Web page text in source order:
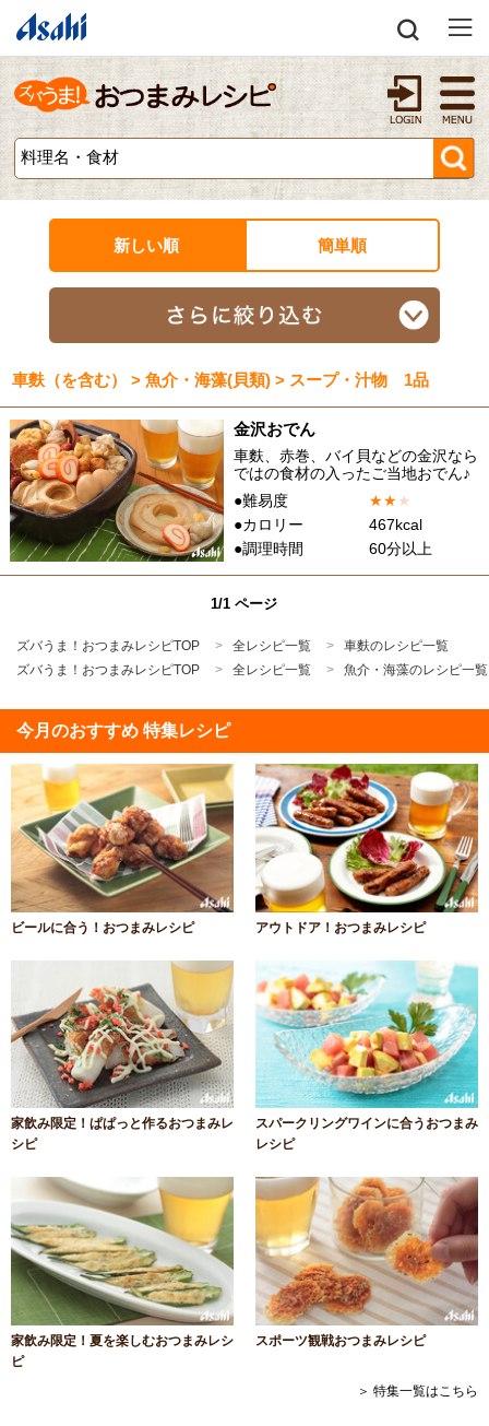
新しい順 簡単順
車麩（を含む） > 魚介・海藻(貝類) > スープ・汁物 1品
金沢おでん
車麩、赤巻、バイ貝などの金沢なら
ではの食材の入ったご当地おでん♪
●難易度
★★★
●カロリー
467kcal
●調理時間
60分以上
1/1 ページ
ズバうま！おつまみレシピTOP 全レシピ一覧
車麩のレシピ一覧
ズバうま！おつまみレシピTOP
全レシピ一覧 魚介・海藻のレシピ一覧
今月のおすすめ 特集レシピ
ビールに合う！おつまみレシピ アウトドア！おつまみレシピ
家飲み限定！ぱぱっと作るおつまみレ
シピ
スパークリングワインに合うおつまみ
レシピ
家飲み限定！夏を楽しむおつまみレシ
ピ
スポーツ観戦おつまみレシピ
＞ 特集一覧はこちら